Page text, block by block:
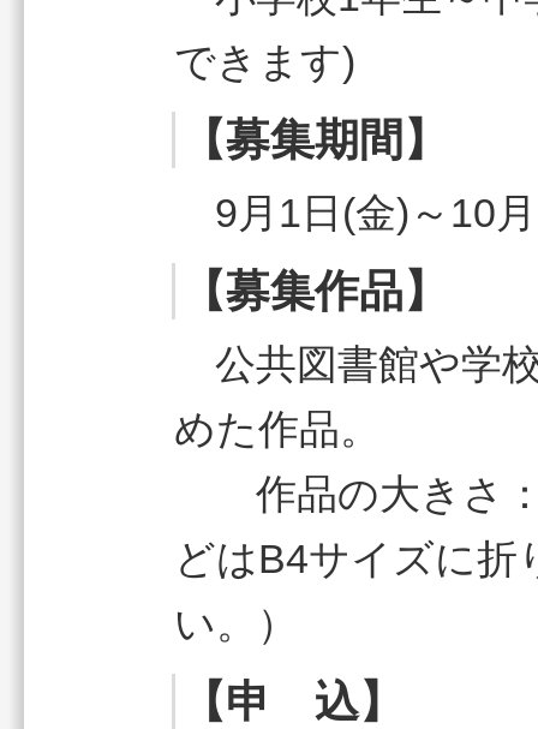
できます)
【募集期間】
9月1日(金)～10
【募集作品】
公共図書館や学
めた作品。
作品の大きさ：
どはB4サイズに折
い。）
【申 込】